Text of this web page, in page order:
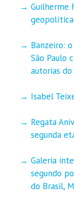
Guilherme
Banzeiro:
São Paulo
autorias
Isabel
Regata
segunda
Galeria
segundo
do Brasil,